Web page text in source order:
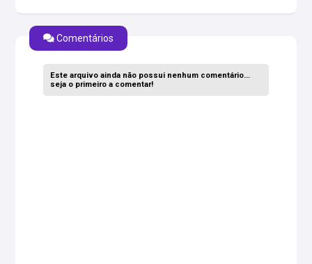
Comentários
Este arquivo ainda não possui nenhum comentário...
seja o primeiro a comentar!